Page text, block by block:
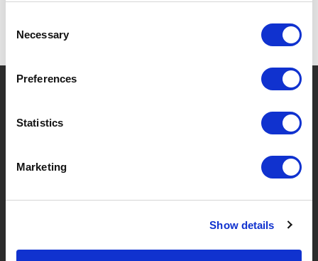
Selection
Necessary
Preferences
Statistics
Marketing
Show details
?
MARKEN & PRODUKTE
Marken Über Uns
Unser Team